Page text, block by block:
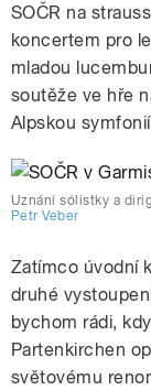
SOČR na
koncertem pro
mladou
soutěže ve hře
Alpskou
Uznání sólistky a
Petr Veber
Zatímco úvodní
druhé
bychom rádi,
Partenkirchen
světovému